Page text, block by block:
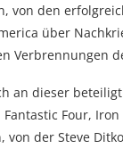
von den
über
Verbrennungen
an dieser
Four,
von der Steve